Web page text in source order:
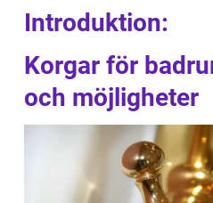
Introduktion:
Korgar för
och möjligheter